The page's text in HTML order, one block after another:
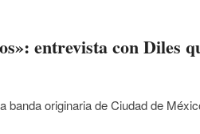
entrevista con Diles
banda originaria de Ciudad de